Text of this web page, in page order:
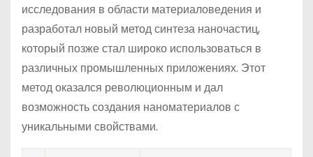
исследования в области материаловедения и
разработал новый метод синтеза наночастиц,
который позже стал широко использоваться в
различных промышленных приложениях. Этот
метод оказался революционным и дал
возможность создания наноматериалов с
уникальными свойствами.